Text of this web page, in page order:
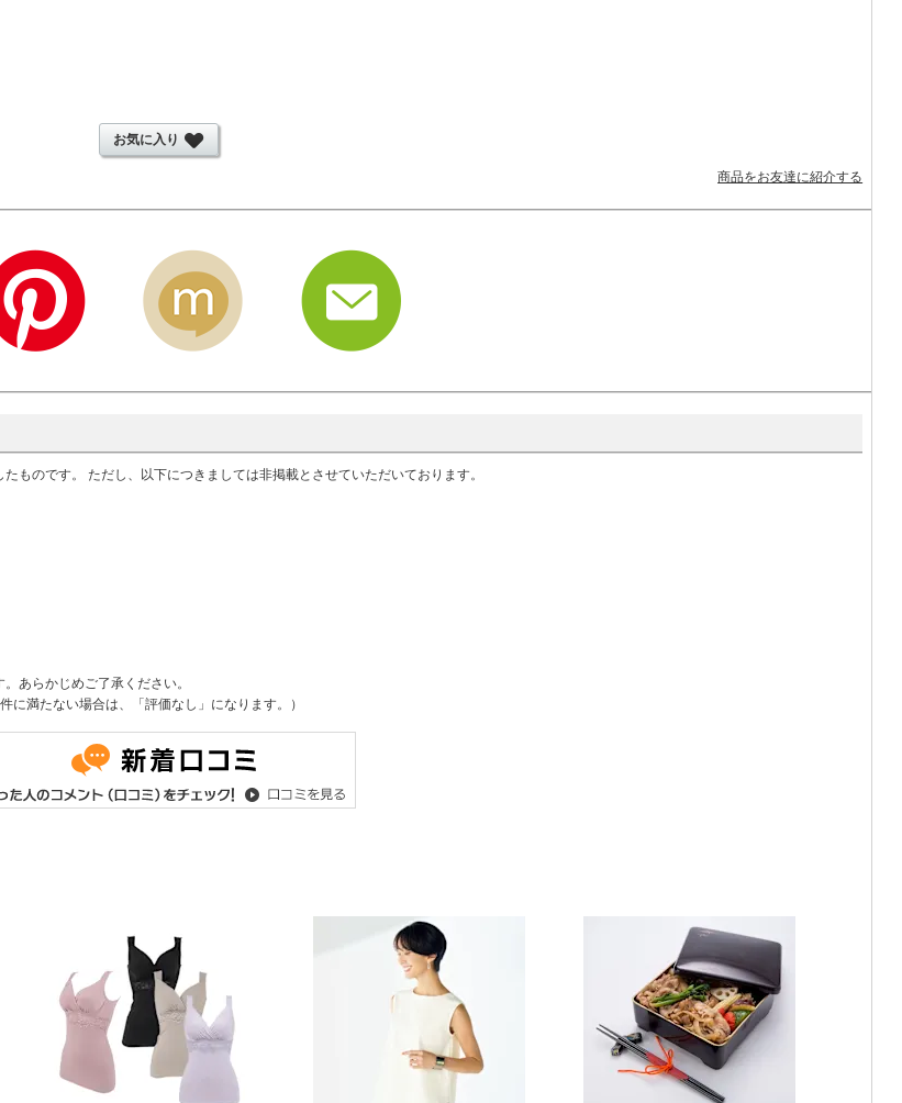
お気に入り
商品をお友達に紹介する
ものです。 ただし、以下につきましては非掲載とさせていただいております。
あらかじめご了承ください。
に満たない場合は、「評価なし」になります。）